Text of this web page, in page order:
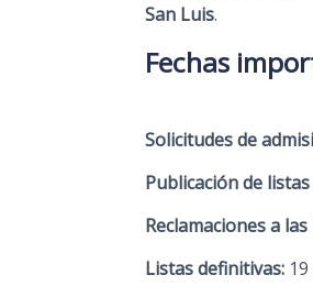
San Luis.
Fechas
Solicitudes de
Publicación de
Reclamaciones a
Listas definitivas: